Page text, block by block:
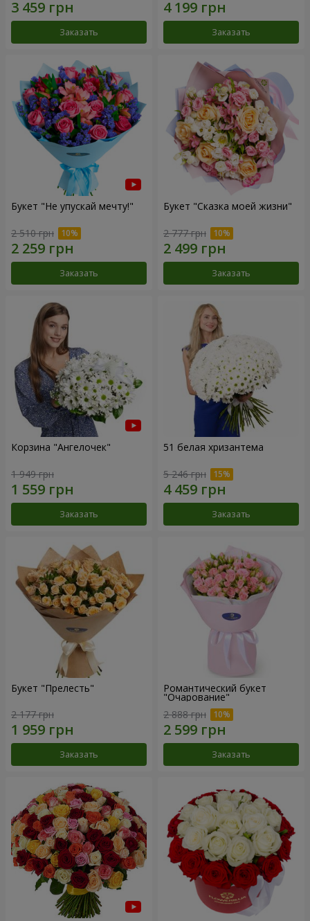
Заказать Заказать
Букет "Не упускай мечту!"
2 510 грн
Заказать
Букет "Сказка моей жизни"
2 777 грн
Заказать
Корзина "Ангелочек"
1 949 грн
Заказать
51 белая хризантема
5 246 грн
Заказать
Букет "Прелесть"
2 177 грн
Заказать
Романтический букет
"Очарование"
2 888 грн
Заказать